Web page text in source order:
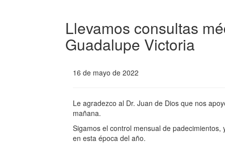
Llevamos consultas
Guadalupe Victoria
16 de mayo de 2022
Le agradezco al Dr. Juan de Dios que nos
mañana.
Sigamos el control mensual de
en esta época del año.